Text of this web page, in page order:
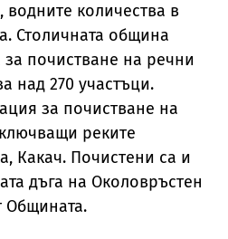
водните количества в
Столичната община
почистване на речни
над 270 участъци.
за почистване на
реките
Какач. Почистени са и
дъга на Околовръстен
Общината.